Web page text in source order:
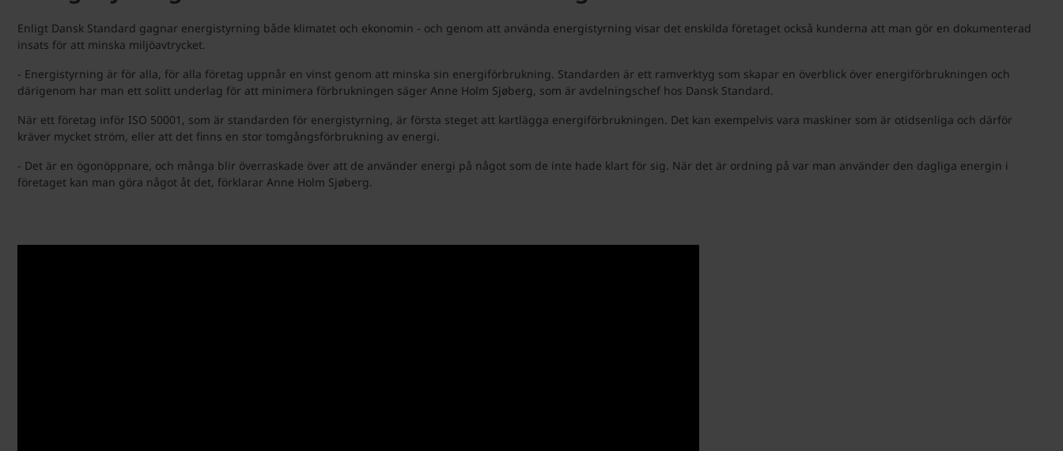
Enligt Dansk Standard gagnar energistyrning både klimatet och ekonomin - och genom att använda energistyrning visar det enskilda företaget också kunderna att man gör en dokumenterad
insats för att minska miljöavtrycket.
- Energistyrning är för alla, för alla företag uppnår en vinst genom att minska sin energiförbrukning. Standarden är ett ramverktyg som skapar en överblick över energiförbrukningen och
därigenom har man ett solitt underlag för att minimera förbrukningen säger Anne Holm Sjøberg, som är avdelningschef hos Dansk Standard.
När ett företag inför ISO 50001, som är standarden för energistyrning, är första steget att kartlägga energiförbrukningen. Det kan exempelvis vara maskiner som är otidsenliga och därför
kräver mycket ström, eller att det finns en stor tomgångsförbrukning av energi.
- Det är en ögonöppnare, och många blir överraskade över att de använder energi på något som de inte hade klart för sig. När det är ordning på var man använder den dagliga energin i
företaget kan man göra något åt det, förklarar Anne Holm Sjøberg.